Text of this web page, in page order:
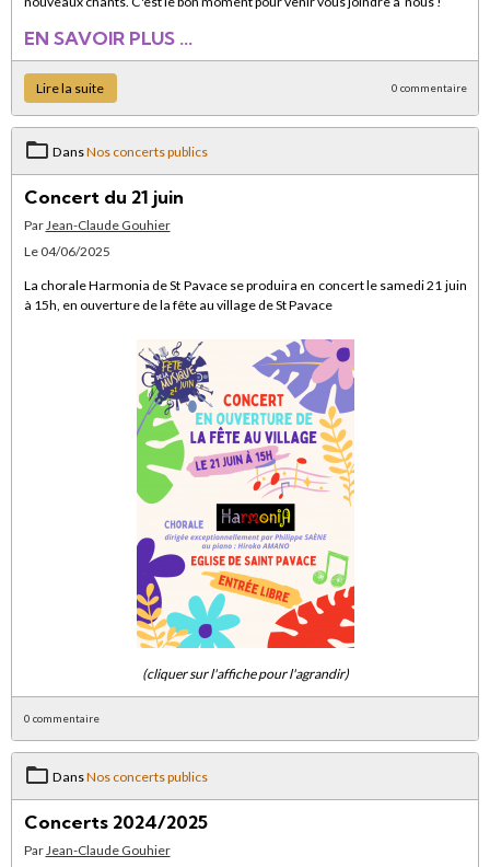
EN SAVOIR PLUS ...
Lire la suite 0 commentaire
DansNos concerts publics
Concert du 21 juin
ParJean-Claude Gouhier
Le 04/06/2025
La chorale Harmonia de St Pavace se produira en concert le samedi 21 juin
à 15h, en ouverture de la fête au village de St Pavace
(cliquer sur l'affiche pour l'agrandir)
0 commentaire
DansNos concerts publics
Concerts 2024/2025
ParJean-Claude Gouhier